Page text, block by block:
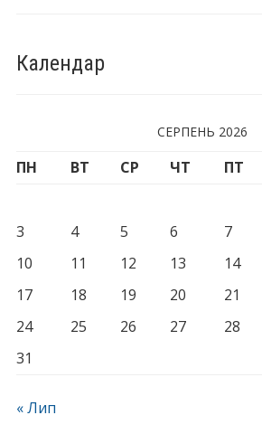
Календар
СЕРПЕНЬ 2026
ПН ВТ СР ЧТ ПТ
3
4 5 6 7
10
11 12 13 14
17
18 19 20 21
24
25 26 27 28
31
« Лип